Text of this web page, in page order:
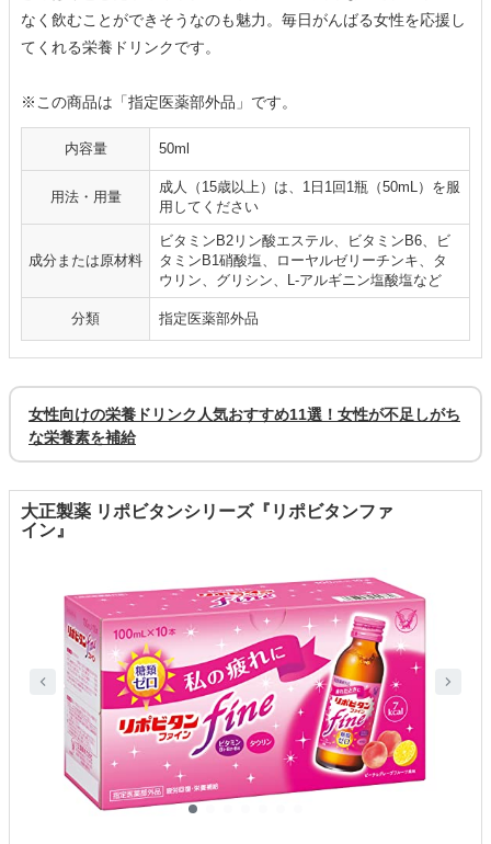
なく飲むことができそうなのも魅力。毎日がんばる女性を応援し
てくれる栄養ドリンクです。
※この商品は「指定医薬部外品」です。
内容量 50ml
用法・用量
成人（15歳以上）は、1日1回1瓶（50mL）を服
用してください
成分または原材料
ビタミンB2リン酸エステル、ビタミンB6、ビ
タミンB1硝酸塩、ローヤルゼリーチンキ、タ
ウリン、グリシン、L-アルギニン塩酸塩など
分類 指定医薬部外品
女性向けの栄養ドリンク人気おすすめ11選！女性が不足しがち
な栄養素を補給
大正製薬 リポビタンシリーズ『リポビタンファ
イン』